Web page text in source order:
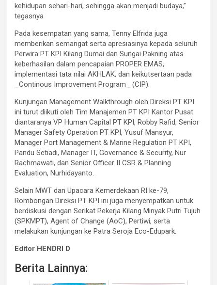
kehidupan sehari-hari, sehingga akan menjadi budaya,”
tegasnya
Pada kesempatan yang sama, Tenny Elfrida juga
memberikan semangat serta apresiasinya kepada seluruh
Perwira PT KPI Kilang Dumai dan Sungai Pakning atas
keberhasilan dalam pencapaian PROPER EMAS,
implementasi tata nilai AKHLAK, dan keikutsertaan pada
_Continous Improvement Program_ (CIP).
Kunjungan Management Walkthrough oleh Direksi PT KPI
ini turut diikuti oleh Tim Manajemen PT KPI Kantor Pusat
diantaranya VP Human Capital PT KPI, Robby Rafid, Senior
Manager Safety Operation PT KPI, Yusuf Mansyur,
Manager Port Management & Marine Regulation PT KPI,
Pandu Setiadi, Manager IT, Governance & Security, Nur
Rachmawati, dan Senior Officer II CSR & Planning
Evaluation, Nurhidayanto.
Selain MWT dan Upacara Kemerdekaan RI ke-79,
Rombongan Direksi PT KPI ini juga menyempatkan untuk
berdiskusi dengan Serikat Pekerja Kilang Minyak Putri Tujuh
(SPKMPT), Agent of Change (AoC), Pertiwi, serta
melakukan kunjungan ke Patra Seroja Eco-Edupark.
Editor HENDRI D
Berita Lainnya: